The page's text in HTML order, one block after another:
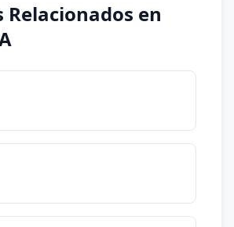
en